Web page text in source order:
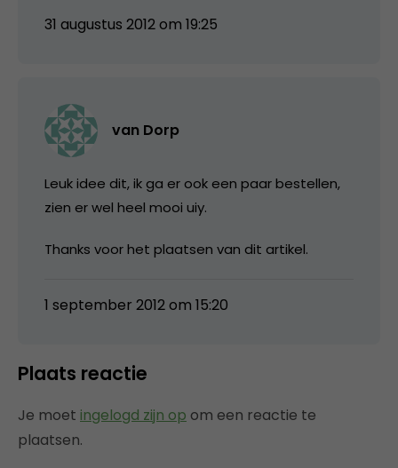
31 augustus 2012 om 19:25
van Dorp
Leuk idee dit, ik ga er ook een paar bestellen,
zien er wel heel mooi uiy.
Thanks voor het plaatsen van dit artikel.
1 september 2012 om 15:20
Plaats reactie
Je moet ingelogd zijn op om een reactie te
plaatsen.